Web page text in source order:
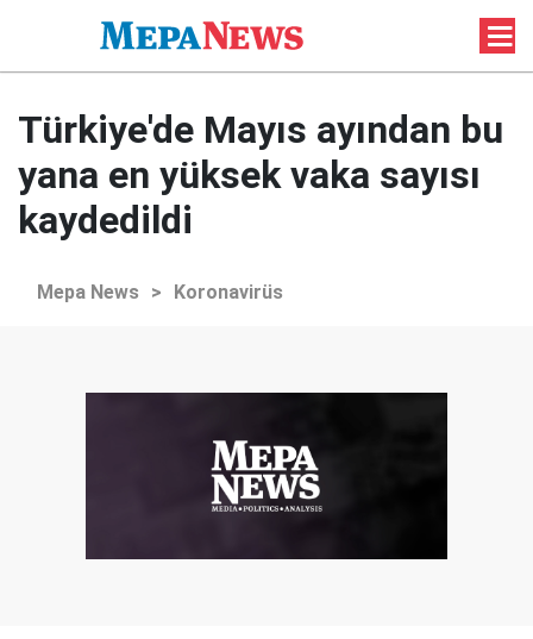
Türkiye'de Mayıs ayından bu
yana en yüksek vaka sayısı
kaydedildi
Mepa News > Koronavirüs